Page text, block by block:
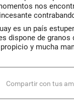
nos
es un país
dispone de
y mucha
Compartir con tus